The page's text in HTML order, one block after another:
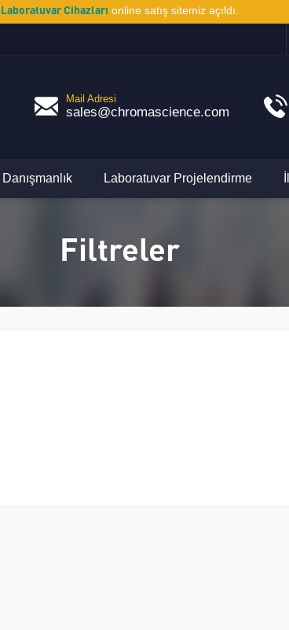
Laboratuvar Cihazları online satış sitemiz açıldı.
Mail Adresi
sales@chromascience.com
Laboratuvar Projelendirme
Filtreler